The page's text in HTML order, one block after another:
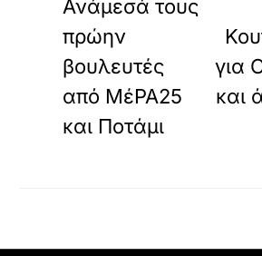
Ανάμεσά τους
πρώην
βουλευτές
από ΜέΡΑ25
και Ποτάμι
για
και